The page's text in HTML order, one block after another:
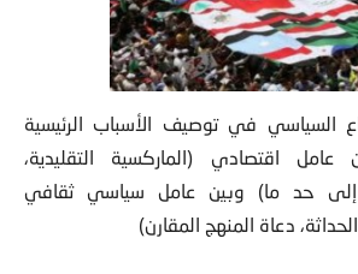
السياسي في توصيف الأسباب الرئيسية
عامل اقتصادي (الماركسية التقليدية،
إلى حد ما) وبين عامل سياسي ثقافي
دعاة المنهج المقارن)